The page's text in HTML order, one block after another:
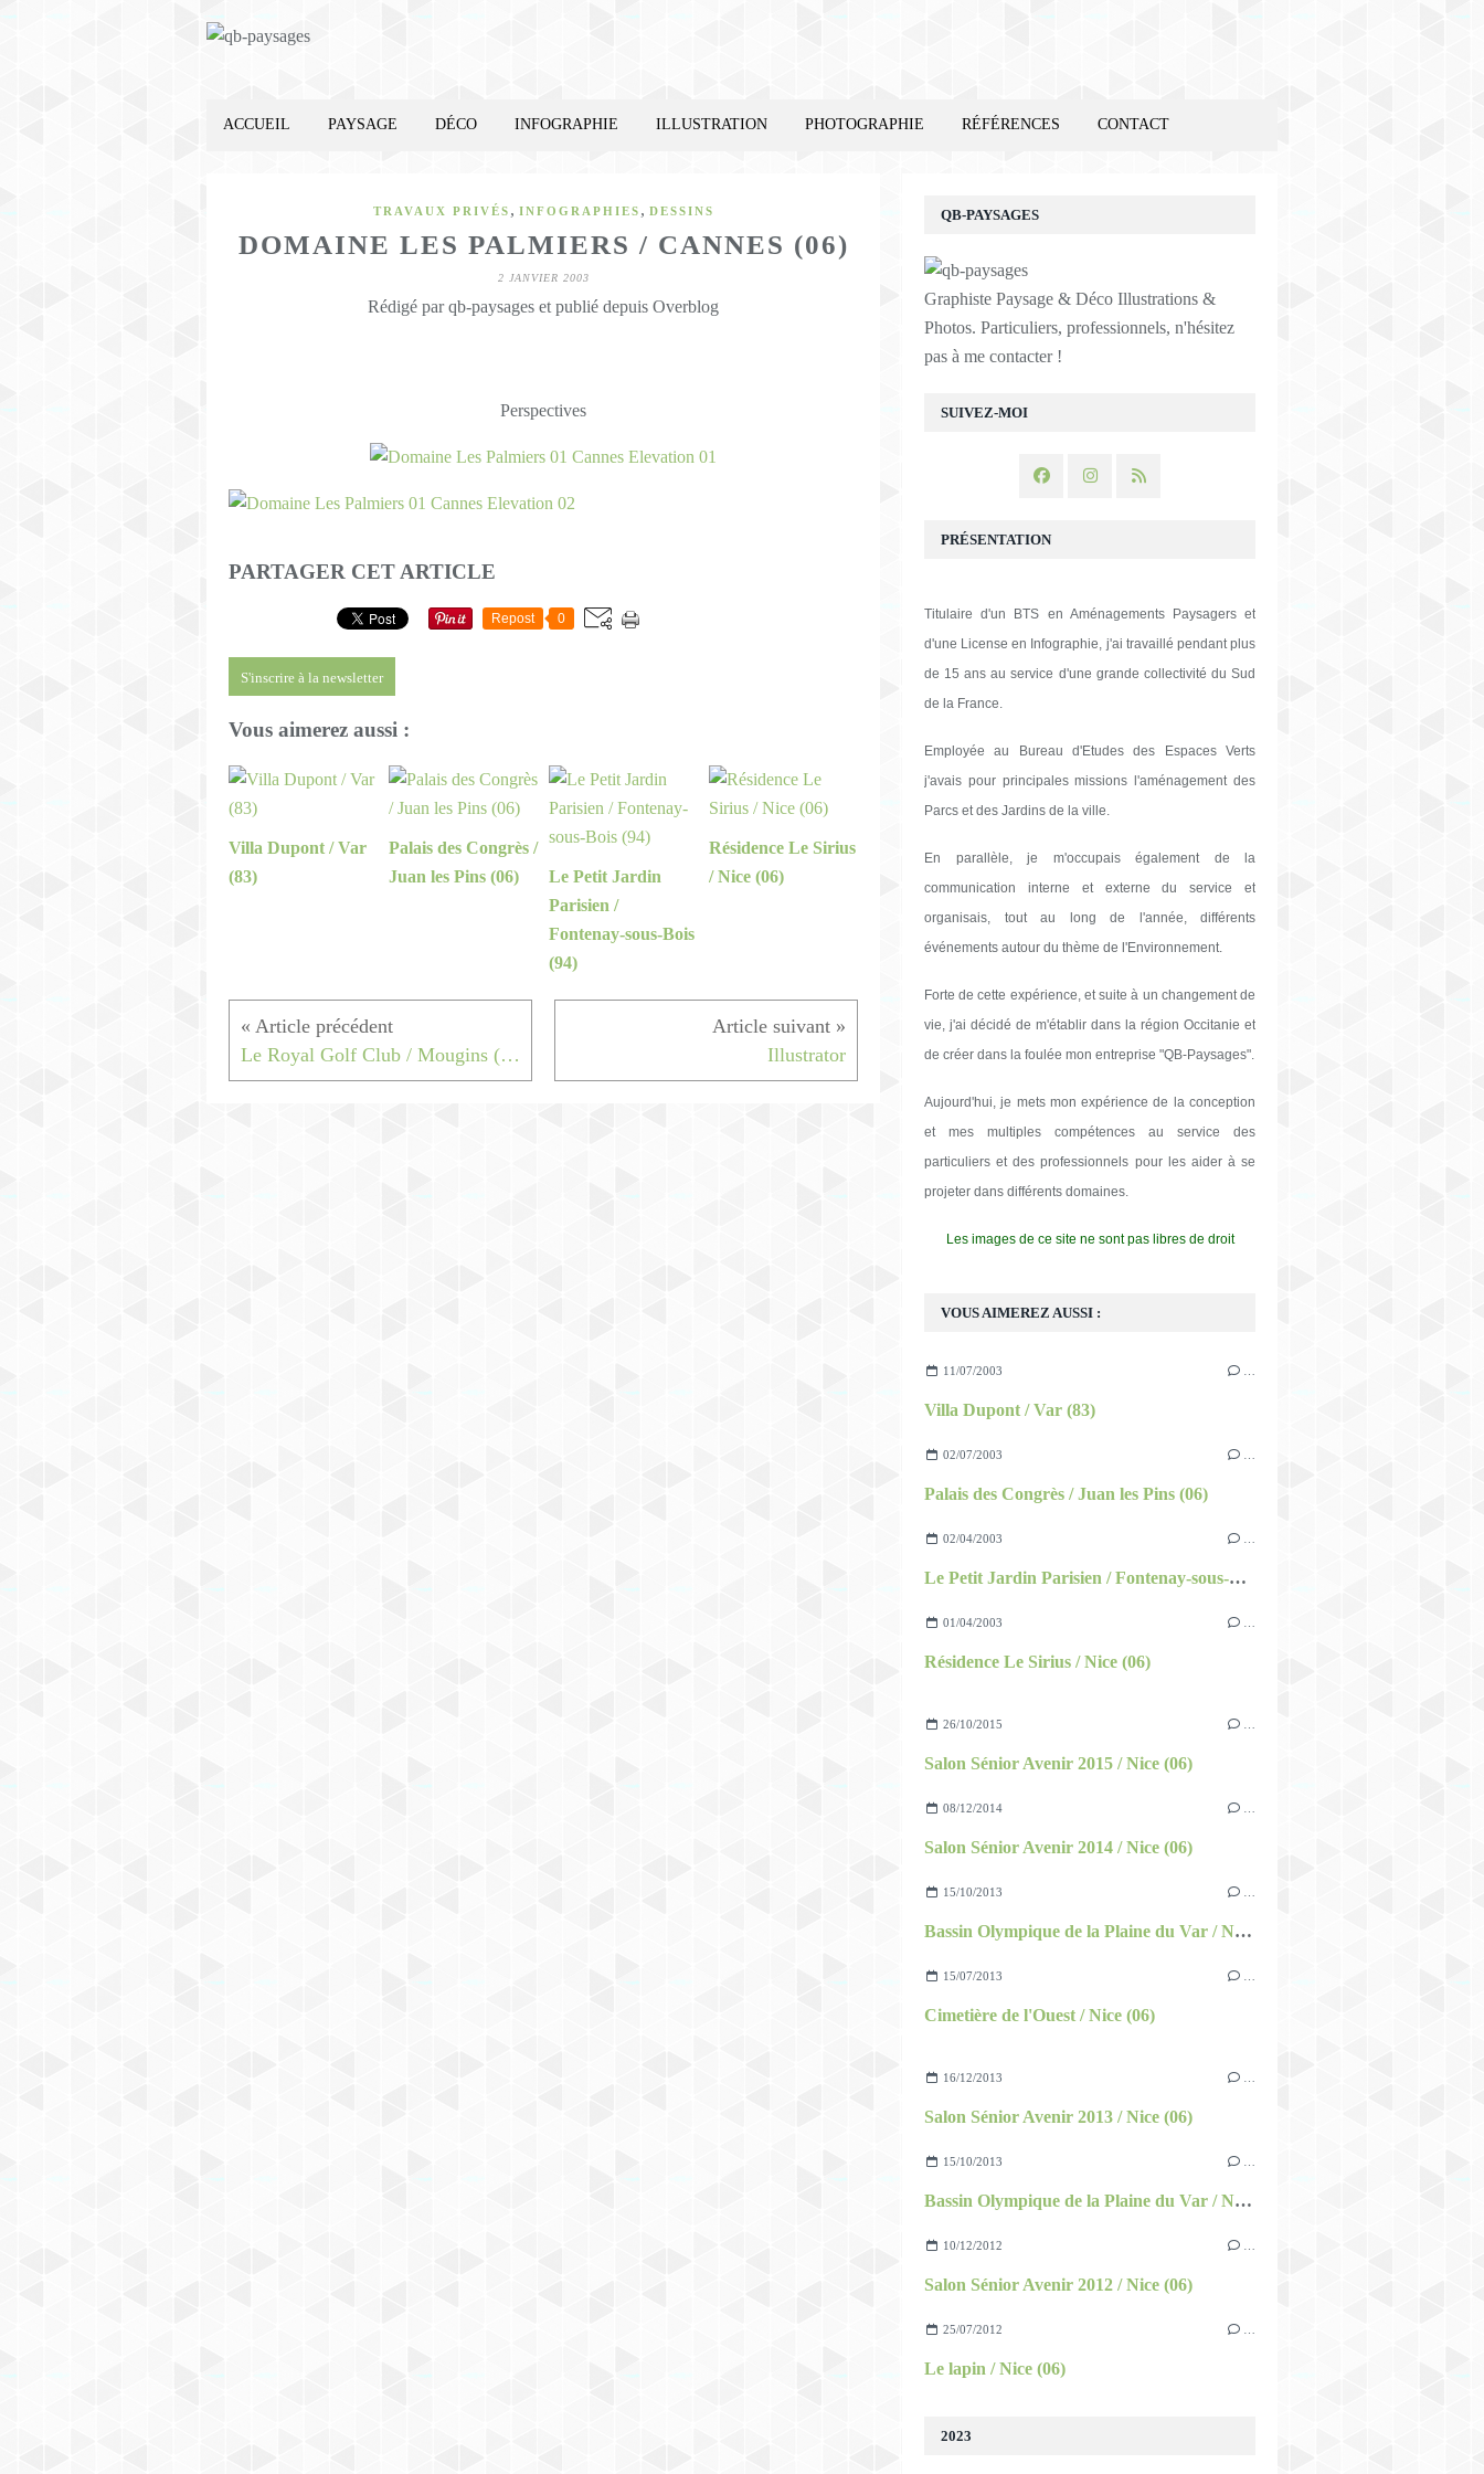
ACCUEIL PAYSAGE DÉCO INFOGRAPHIE ILLUSTRATION PHOTOGRAPHIE RÉFÉRENCES CONTACT
TRAVAUX PRIVÉS , INFOGRAPHIES , DESSINS
DOMAINE LES PALMIERS / CANNES (06)
2 JANVIER 2003
Rédigé par qb-paysages et publié depuis Overblog
Perspectives
PARTAGER CET ARTICLE
Repost 0
S'inscrire à la newsletter
Vous aimerez aussi :
Villa Dupont / Var
(83)
Palais des Congrès /
Juan les Pins (06)
Le Petit Jardin
Parisien /
Fontenay-sous-Bois
(94)
Résidence Le Sirius
/ Nice (06)
Le Royal Golf Club / Mougins (06) Illustrator
SUIVEZ-MOI
QB-PAYSAGES
Graphiste Paysage & Déco Illustrations &
Photos. Particuliers, professionnels, n'hésitez
pas à me contacter !
VOUS AIMEREZ AUSSI :
11/07/2003
Villa Dupont / Var (83)
02/07/2003
Palais des Congrès / Juan les Pins (06)
02/04/2003
Le Petit Jardin Parisien / Fontenay-sous-Bois (94)
01/04/2003
Résidence Le Sirius / Nice (06)
26/10/2015
Salon Sénior Avenir 2015 / Nice (06)
08/12/2014
Salon Sénior Avenir 2014 / Nice (06)
15/10/2013
Bassin Olympique de la Plaine du Var / Nice (06)
15/07/2013
Cimetière de l'Ouest / Nice (06)
16/12/2013
Salon Sénior Avenir 2013 / Nice (06)
15/10/2013
Bassin Olympique de la Plaine du Var / Nice (06)
10/12/2012
Salon Sénior Avenir 2012 / Nice (06)
25/07/2012
Le lapin / Nice (06)
2023
PRÉSENTATION
Titulaire d'un BTS en Aménagements Paysagers et
d'une License en Infographie, j'ai travaillé pendant plus
de 15 ans au service d'une grande collectivité du Sud
de la France.
Employée au Bureau d'Etudes des Espaces Verts
j'avais pour principales missions l'aménagement des
Parcs et des Jardins de la ville.
En parallèle, je m'occupais également de la
communication interne et externe du service et
organisais, tout au long de l'année, différents
événements autour du thème de l'Environnement.
Forte de cette expérience, et suite à un changement de
vie, j'ai décidé de m'établir dans la région Occitanie et
de créer dans la foulée mon entreprise "QB-Paysages".
Aujourd'hui, je mets mon expérience de la conception
et mes multiples compétences au service des
particuliers et des professionnels pour les aider à se
projeter dans différents domaines.
Les images de ce site ne sont pas libres de droit